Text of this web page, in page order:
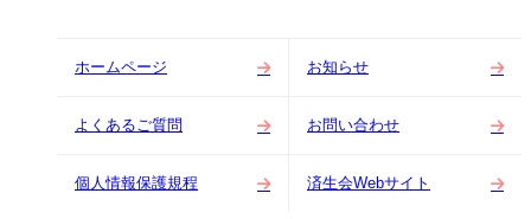
ホームページ お知らせ
よくあるご質問 お問い合わせ
個人情報保護規程 済生会Webサイト